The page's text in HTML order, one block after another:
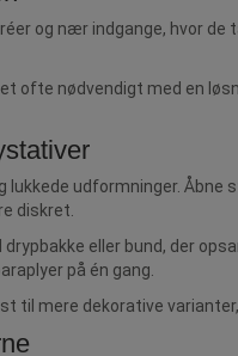
og nær indgange, hvor de
ofte nødvendigt med en
lukkede udformninger.
diskret.
eller bund, der
på én gang.
til mere dekorative